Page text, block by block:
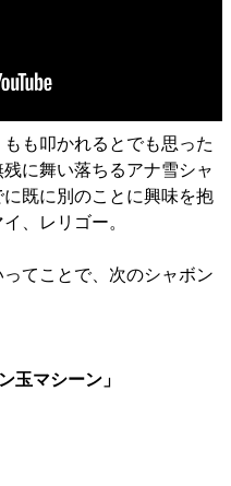
も叩かれるとでも思った
に舞い落ちるアナ雪シャ
既に別のことに興味を抱
、レリゴー。
てことで、次のシャボン
玉マシーン」